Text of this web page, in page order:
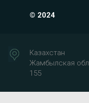
© 2024
Казахстан
Жамбылская
155